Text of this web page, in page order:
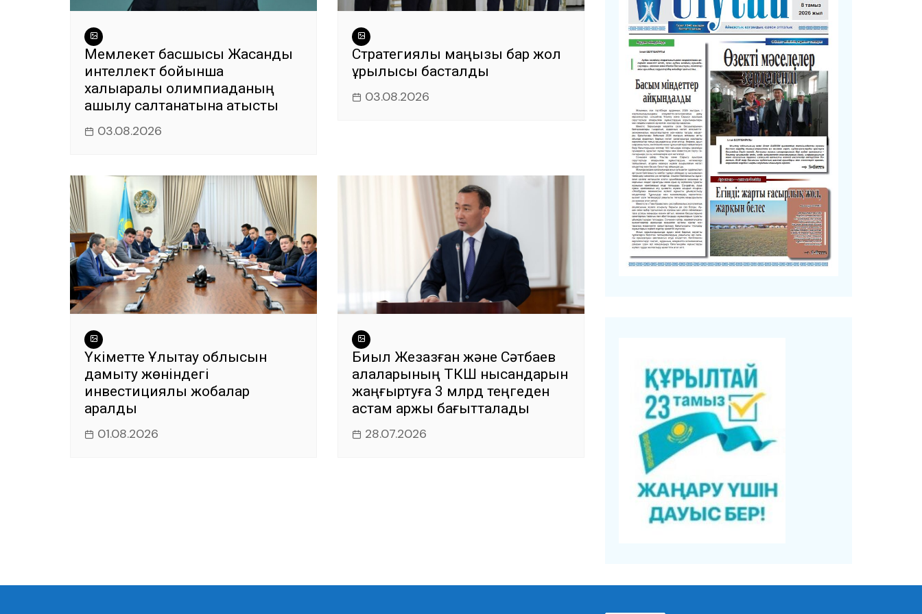
Мемлекет басшысы Жасанды
интеллект бойынша
халықаралық олимпиаданың
ашылу салтанатына қатысты
03.08.2026
Стратегиялық маңызы бар жол
құрылысы басталды
03.08.2026
Үкіметте Ұлытау облысын
дамыту жөніндегі
инвестициялық жобалар
қаралды
01.08.2026
Биыл Жезқазған және Сәтбаев
қалаларының ТКШ нысандарын
жаңғыртуға 3 млрд теңгеден
астам қаржы бағытталады
28.07.2026